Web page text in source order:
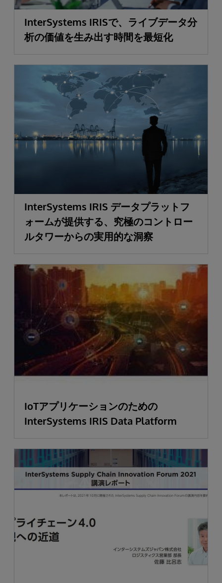
InterSystems IRISで、ライブデータ分
析の価値を生み出す時間を最短化
InterSystems IRIS データプラットフ
ォームが提供する、究極のコントロー
ルタワーからの実用的な洞察
IoTアプリケーションのための
InterSystems IRIS Data Platform